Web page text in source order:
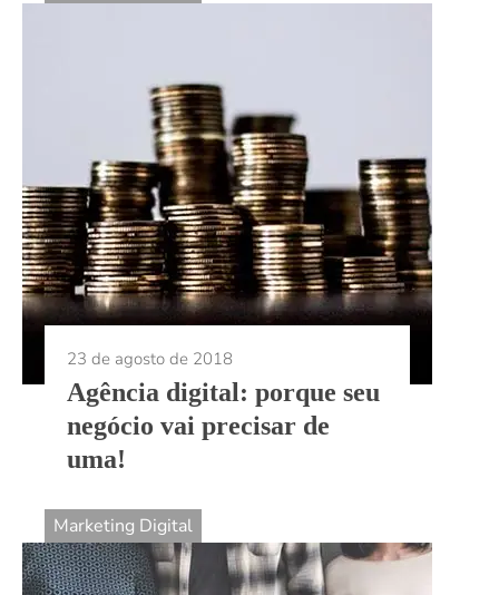
23 de agosto de 2018
Agência digital: porque seu
negócio vai precisar de
uma!
Marketing Digital